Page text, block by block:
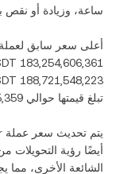
ساعة، وزيادة أو نقص
أعلى سعر سابق لعملة ‏
تبلغ قيمتها حوالي ‏
يتم تحديث سعر عملة ‏
أيضًا رؤية التحويلات
الشائعة الأخرى، مما